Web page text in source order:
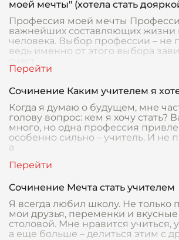
моей мечты" (хотела стать
Профессия моей мечты
важнейших составляющих жизни
человека. Выбор профессии – не
ведь именно от этого выбора
Сочинение Каким учителем я
Когда я думаю о будущем, мне
голову вопрос: кем я хочу стать?
много, но одна профессия
особенно сильно – учитель. И не
а
Сочинение Мечта стать учителем
Я всегда любил школу. Не только
мои друзья, переменки и
столовой. Мне нравится учиться,
а еще больше – делиться этим с